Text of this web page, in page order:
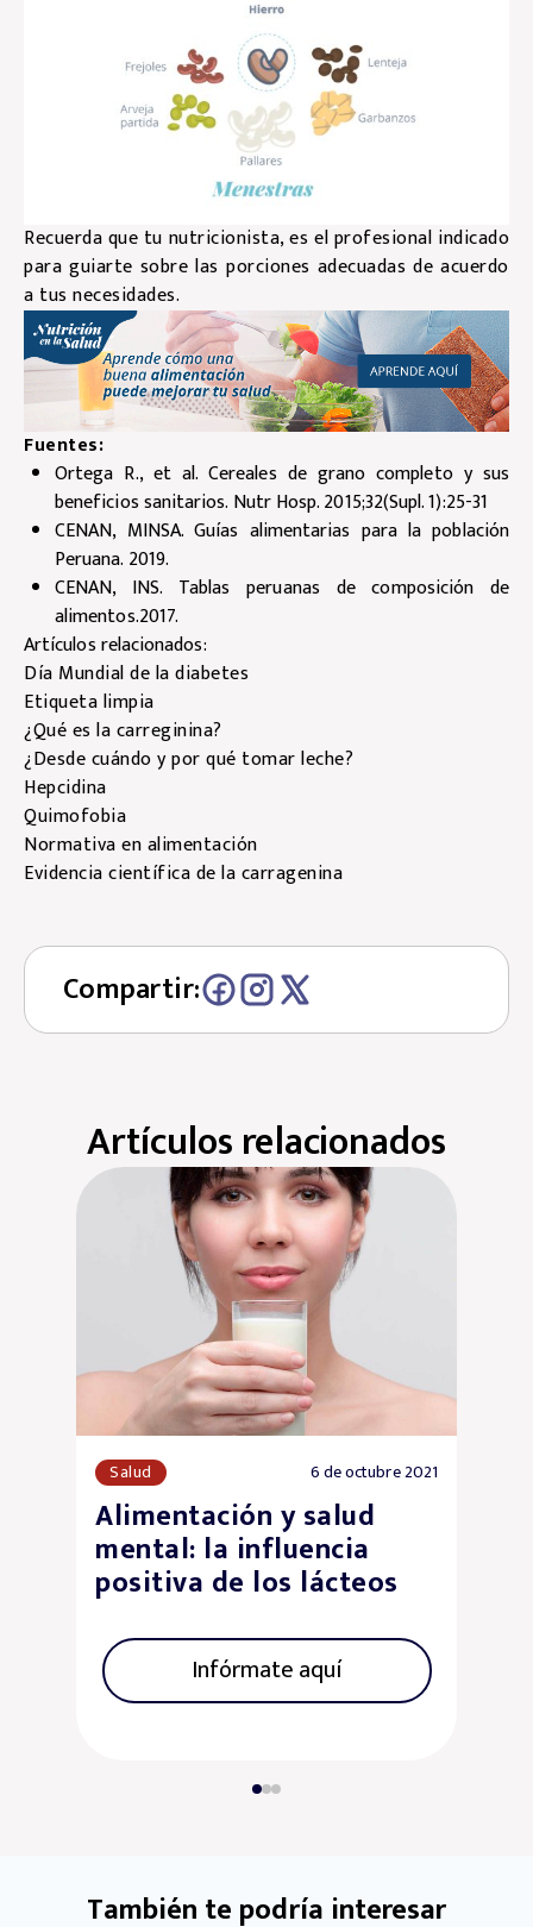
Recuerda que tu nutricionista, es el profesional indicado
para guiarte sobre las porciones adecuadas de acuerdo
a tus necesidades.
Fuentes:
Ortega R., et al. Cereales de grano completo y sus
beneficios sanitarios. Nutr Hosp. 2015;32(Supl. 1):25-31
CENAN, MINSA. Guías alimentarias para la población
Peruana. 2019.
CENAN, INS. Tablas peruanas de composición de
alimentos.2017.
Artículos relacionados:
Día Mundial de la diabetes
Etiqueta limpia
¿Qué es la carreginina?
¿Desde cuándo y por qué tomar leche?
Hepcidina
Quimofobia
Normativa en alimentación
Evidencia científica de la carragenina
Compartir:
Artículos relacionados
Salud 13 de mayo 2020
¿Para qué sirven los
octógonos nutricionales
en las etiquetas de los
Infórmate aquí
También te podría interesar